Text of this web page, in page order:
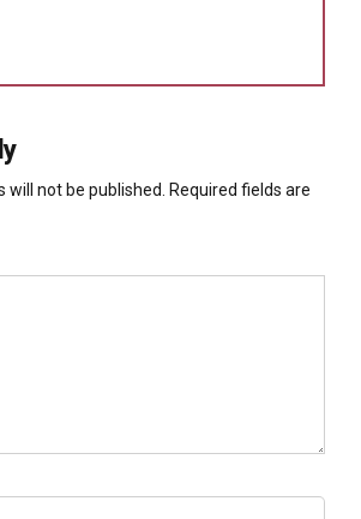
will not be published. Required fields are